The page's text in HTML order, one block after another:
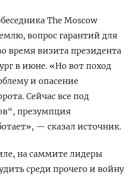
The Moscow
вопрос гарантий для
время визита президента
в июне. «Но вот поход
и опасение
Сейчас все под
презумпция
— сказал источник.
на саммите лидеры
среди прочего и войну